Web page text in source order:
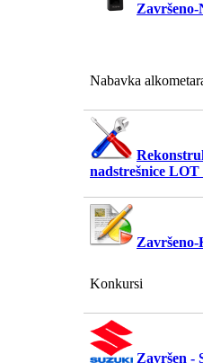
Nabavka
nadstrešnice
Konkursi
Završen -